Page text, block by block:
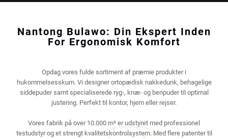
Nantong Bulawo: Din Ekspert Inden
For Ergonomisk Komfort
Opdag vores fulde sortiment af præmie produkter i
hukommelsesskum. Vi designer ortopædisk nakkedunk, behagelige
siddepuder samt specialiserede ryg-, knæ- og benpuder til optimal
justering. Perfekt til kontor, hjem eller rejser.
Vores fabrik på over 10.000 m² er udstyret med professionel
testudstyr og et strengt kvalitetskontrolsystem. Med flere patenter til